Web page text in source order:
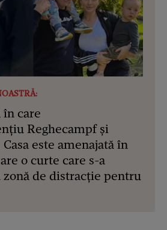
în care
Reghecampf și
este amenajată în
o curte care s-a
de distracție pentru